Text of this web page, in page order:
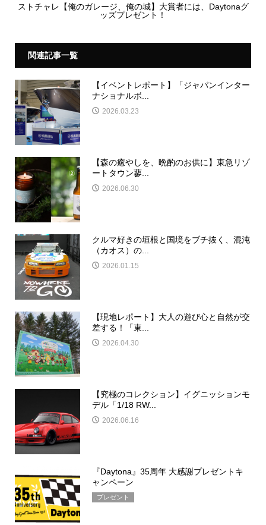
ストチャレ【俺のガレージ、俺の城】大賞者には、Daytonaグ
ッズプレゼント！
関連記事一覧
【イベントレポート】「ジャパンインター
ナショナルボ...
2026.03.23
【森の癒やしを、晩酌のお供に】東急リゾ
ートタウン蓼...
2026.06.30
クルマ好きの垣根と国境をブチ抜く、混沌
（カオス）の...
2026.01.15
【現地レポート】大人の遊び心と自然が交
差する！「東...
2026.04.30
【究極のコレクション】イグニッションモ
デル「1/18 RW...
2026.06.16
『Daytona』35周年 大感謝プレゼントキ
ャンペーン
プレゼント